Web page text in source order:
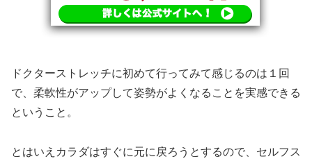
ドクターストレッチに初めて行ってみて感じるのは１回
で、柔軟性がアップして姿勢がよくなることを実感できる
ということ。
とはいえカラダはすぐに元に戻ろうとするので、セルフス